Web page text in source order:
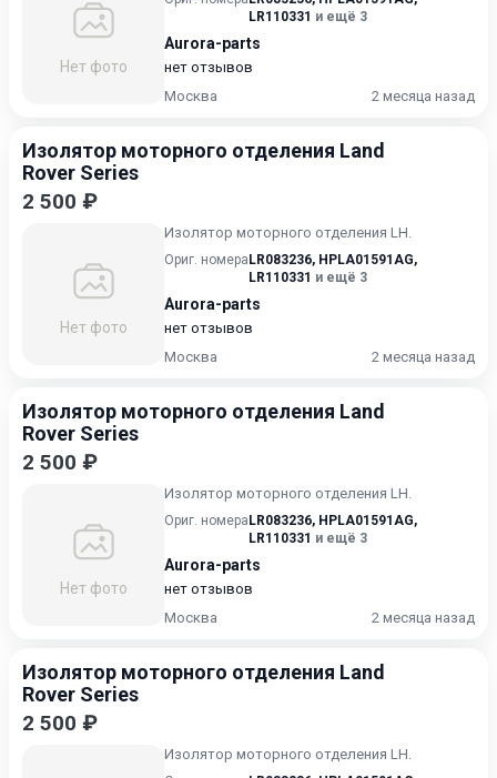
Нет фото
LR110331 и ещё 3
Aurora-parts
нет отзывов
Москва
2 месяца назад
Изолятор моторного отделения Land
Rover Series
2 500 ₽
Нет фото
Изолятор моторного отделения LH.
Ориг. номера LR083236, HPLA01591AG,
LR110331 и ещё 3
Aurora-parts
нет отзывов
Москва
2 месяца назад
Изолятор моторного отделения Land
Rover Series
2 500 ₽
Нет фото
Изолятор моторного отделения LH.
Ориг. номера LR083236, HPLA01591AG,
LR110331 и ещё 3
Aurora-parts
нет отзывов
Москва
2 месяца назад
Изолятор моторного отделения Land
Rover Series
2 500 ₽
Изолятор моторного отделения LH.